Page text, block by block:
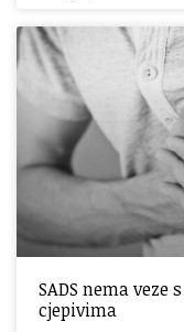
SADS nema
cjepivima